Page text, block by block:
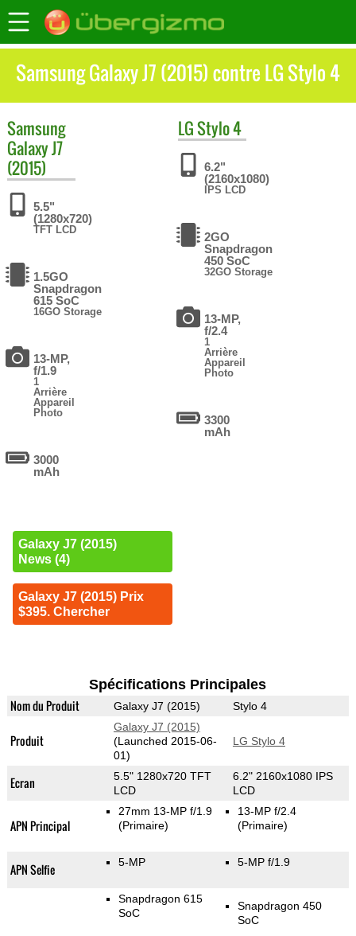
Samsung Galaxy J7 (2015) contre LG Stylo 4
Samsung
Galaxy J7
(2015)
5.5"
(1280x720)
TFT LCD
1.5GO
Snapdragon
615 SoC
16GO Storage
13-MP,
f/1.9
1
Arrière
Appareil
Photo
3000
mAh
Galaxy J7 (2015)
News (4)
Galaxy J7 (2015) Prix
$395. Chercher
LGStylo 4
6.2"
(2160x1080)
IPS LCD
2GO
Snapdragon
450 SoC
32GO Storage
13-MP,
f/2.4
1
Arrière
Appareil
Photo
3300
mAh
Spécifications Principales
Nom du Produit Galaxy J7 (2015) Stylo 4
Produit
Galaxy J7 (2015)
(Launched 2015-06-
01)
LG Stylo 4
Ecran
5.5" 1280x720 TFT
LCD
6.2" 2160x1080 IPS
LCD
APN Principal
27mm 13-MP f/1.9
(Primaire)
13-MP f/2.4
(Primaire)
APN Selfie 5-MP 5-MP f/1.9
Snapdragon 615
SoC
Snapdragon 450
SoC